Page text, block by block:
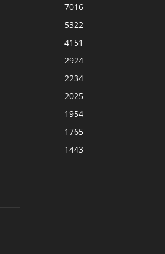
7016
5322
4151
2924
2234
2025
1954
1765
1443